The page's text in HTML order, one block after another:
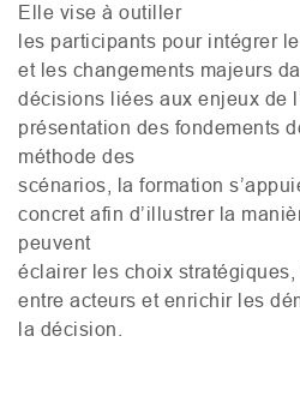
Elle vise à outiller
les participants pour intégrer
et les changements majeurs
décisions liées aux enjeux de
présentation des fondements
méthode des
scénarios, la formation
concret afin d’illustrer la
peuvent
éclairer les choix
entre acteurs et enrichir les
la décision.